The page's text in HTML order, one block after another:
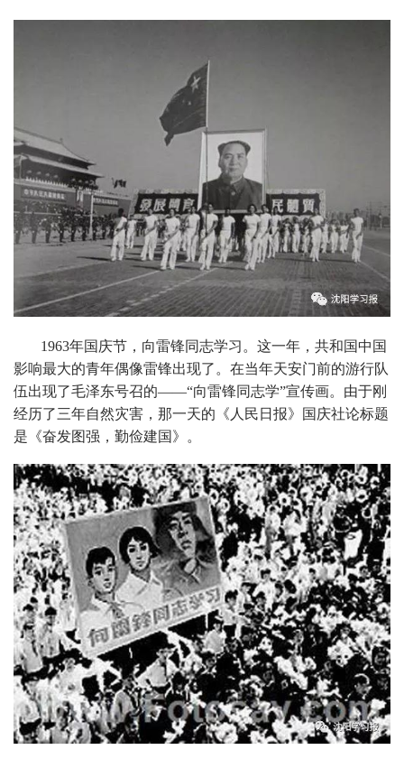
1963年国庆节，向雷锋同志学习。这一年，共和国中国
影响最大的青年偶像雷锋出现了。在当年天安门前的游行队
伍出现了毛泽东号召的——“向雷锋同志学”宣传画。由于刚
经历了三年自然灾害，那一天的《人民日报》国庆社论标题
是《奋发图强，勤俭建国》。